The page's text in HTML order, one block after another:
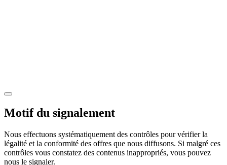
Motif du signalement
Nous effectuons systématiquement des contrôles pour vérifier la
légalité et la conformité des offres que nous diffusons. Si malgré ces
contrôles vous constatez des contenus inappropriés, vous pouvez
nous le signaler.